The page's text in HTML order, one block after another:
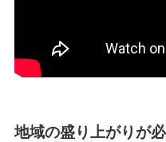
地域の盛り上がりが